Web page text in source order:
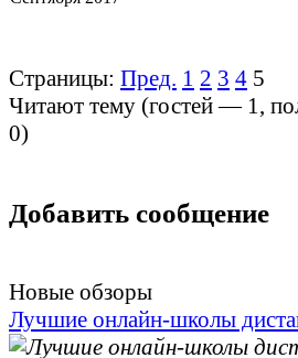
Страницы: Пред. 1 2 3 4 5
Читают тему (гостей — 1,
0)
Добавить сообщение
Новые обзоры
Лучшие онлайн-школы